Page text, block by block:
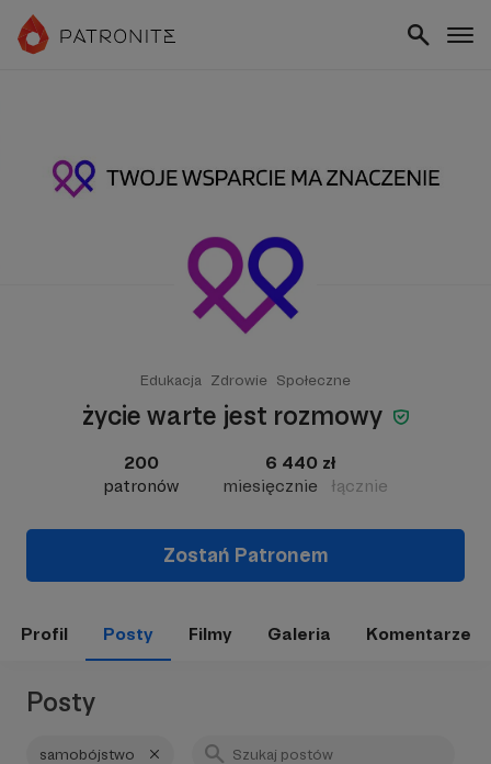
Edukacja Zdrowie Społeczne
życie warte jest rozmowy
200
patronów
6 440 zł
miesięcznie
łącznie
Zostań Patronem
Profil Posty Filmy Galeria Komentarze
Posty
samobójstwo